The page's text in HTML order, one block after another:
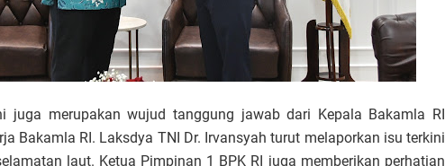
juga merupakan wujud tanggung jawab dari Kepala Bakamla RI
Bakamla RI. Laksdya TNI Dr. Irvansyah turut melaporkan isu terkini
laut. Ketua Pimpinan 1 BPK RI juga memberikan perhatian